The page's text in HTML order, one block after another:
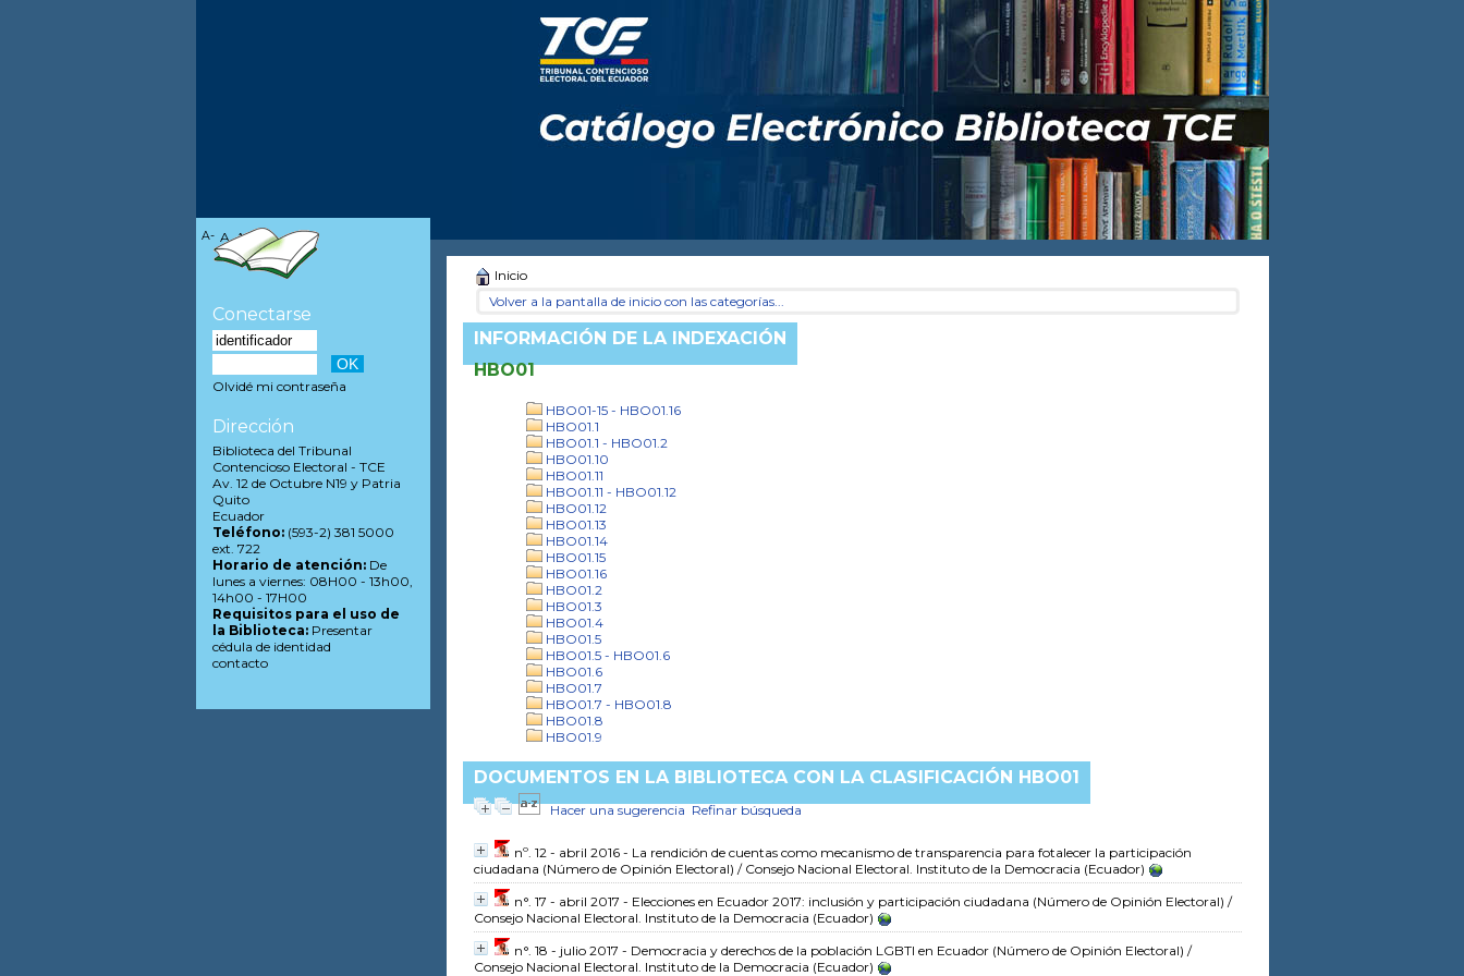
Inicio
Volver a la pantalla de inicio con las categorías...
INFORMACIÓN DE LA INDEXACIÓN
HBO01
HBO01-15 - HBO01.16
HBO01.1
HBO01.1 - HBO01.2
HBO01.10
HBO01.11
HBO01.11 - HBO01.12
HBO01.12
HBO01.13
HBO01.14
HBO01.15
HBO01.16
HBO01.2
HBO01.3
HBO01.4
HBO01.5
HBO01.5 - HBO01.6
HBO01.6
HBO01.7
HBO01.7 - HBO01.8
HBO01.8
HBO01.9
DOCUMENTOS EN LA BIBLIOTECA CON LA CLASIFICACIÓN HBO01
Hacer una sugerencia Refinar búsqueda
nº. 12 - abril 2016 - La rendición de cuentas como mecanismo de transparencia para fotalecer la participación
ciudadana (Número de Opinión Electoral) / Consejo Nacional Electoral. Instituto de la Democracia (Ecuador)
n°. 17 - abril 2017 - Elecciones en Ecuador 2017: inclusión y participación ciudadana (Número de Opinión Electoral) /
Consejo Nacional Electoral. Instituto de la Democracia (Ecuador)
n°. 18 - julio 2017 - Democracia y derechos de la población LGBTI en Ecuador(Número de Opinión Electoral) /
Consejo Nacional Electoral. Instituto de la Democracia (Ecuador)
A- A A+
Conectarse
Olvidé mi contraseña
Dirección
Biblioteca del Tribunal
Contencioso Electoral - TCE
Av. 12 de Octubre N19 y Patria
Quito
Ecuador
Teléfono:(593-2) 381 5000
ext. 722
Horario de atención:De
lunes a viernes: 08H00 - 13h00,
14h00 - 17H00
Requisitos para el uso de
la Biblioteca:Presentar
cédula de identidad
contacto